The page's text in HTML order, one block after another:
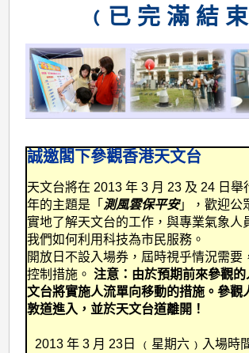
﹙已 完 滿 結 束
誠邀閣下參觀香港天文台
天文台將在 2013 年 3 月 23 及 24 日舉
年的主題是「 測風雲保平安」，歡迎公
實地了解天文台的工作，與專業氣象人
我們如何利用科技為市民服務。
開放日不設入場券，屆時視乎情況需要
控制措施。 注意：由於預期前來參觀
文台將實施人流單向移動的措施。參觀
敦道進入，並於天文台道離開！
2013 年 3 月 23日 ﹙星期六﹚入場時